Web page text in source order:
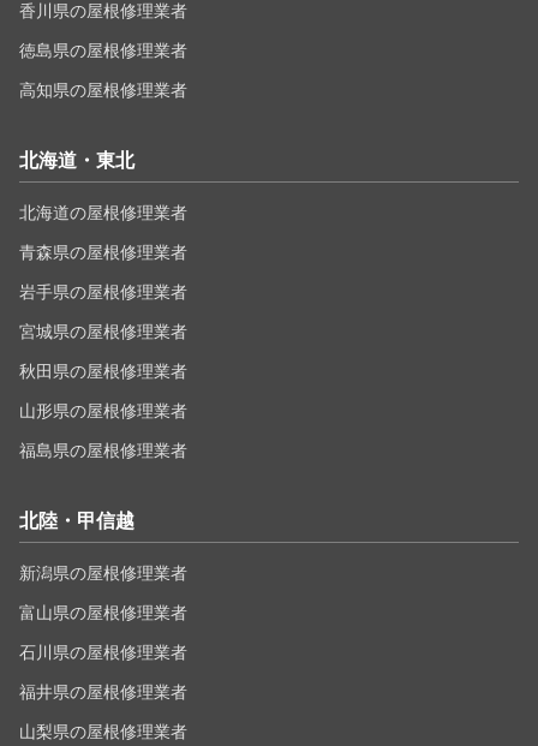
香川県の屋根修理業者
徳島県の屋根修理業者
高知県の屋根修理業者
北海道・東北
北海道の屋根修理業者
青森県の屋根修理業者
岩手県の屋根修理業者
宮城県の屋根修理業者
秋田県の屋根修理業者
山形県の屋根修理業者
福島県の屋根修理業者
北陸・甲信越
新潟県の屋根修理業者
富山県の屋根修理業者
石川県の屋根修理業者
福井県の屋根修理業者
山梨県の屋根修理業者